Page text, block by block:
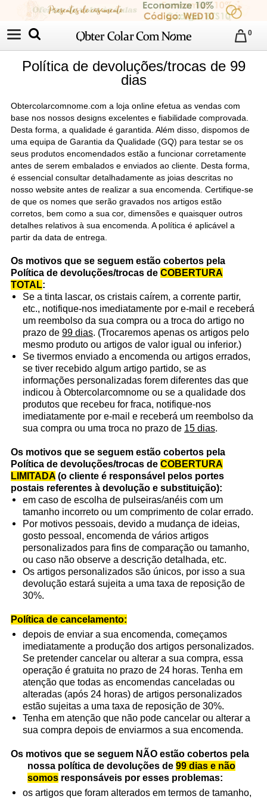
0
Política de devoluções/trocas de 99
dias
Obtercolarcomnome.com a loja online efetua as vendas com
base nos nossos designs excelentes e fiabilidade comprovada.
Desta forma, a qualidade é garantida. Além disso, dispomos de
uma equipa de Garantia da Qualidade (GQ) para testar se os
seus produtos encomendados estão a funcionar corretamente
antes de serem embalados e enviados ao cliente. Desta forma,
é essencial consultar detalhadamente as joias descritas no
nosso website antes de realizar a sua encomenda. Certifique-se
de que os nomes que serão gravados nos artigos estão
corretos, bem como a sua cor, dimensões e quaisquer outros
detalhes relativos à sua encomenda. A política é aplicável a
partir da data de entrega.
Os motivos que se seguem estão cobertos pela
Política de devoluções/trocas de COBERTURA
TOTAL:
Se a tinta lascar, os cristais caírem, a corrente partir,
etc., notifique-nos imediatamente por e-mail e receberá
um reembolso da sua compra ou a troca do artigo no
prazo de 99 dias. (Trocaremos apenas os artigos pelo
mesmo produto ou artigos de valor igual ou inferior.)
Se tivermos enviado a encomenda ou artigos errados,
se tiver recebido algum artigo partido, se as
informações personalizadas forem diferentes das que
indicou à Obtercolarcomnome ou se a qualidade dos
produtos que recebeu for fraca, notifique-nos
imediatamente por e-mail e receberá um reembolso da
sua compra ou uma troca no prazo de 15 dias.
Os motivos que se seguem estão cobertos pela
Política de devoluções/trocas de COBERTURA
LIMITADA(o cliente é responsável pelos portes
postais referentes à devolução e substituição):
em caso de escolha de pulseiras/anéis com um
tamanho incorreto ou um comprimento de colar errado.
Por motivos pessoais, devido a mudança de ideias,
gosto pessoal, encomenda de vários artigos
personalizados para fins de comparação ou tamanho,
ou caso não observe a descrição detalhada, etc.
Os artigos personalizados são únicos, por isso a sua
devolução estará sujeita a uma taxa de reposição de
30%.
Política de cancelamento:
depois de enviar a sua encomenda, começamos
imediatamente a produção dos artigos personalizados.
Se pretender cancelar ou alterar a sua compra, essa
operação é gratuita no prazo de 24 horas. Tenha em
atenção que todas as encomendas canceladas ou
alteradas (após 24 horas) de artigos personalizados
estão sujeitas a uma taxa de reposição de 30%.
Tenha em atenção que não pode cancelar ou alterar a
sua compra depois de enviarmos a sua encomenda.
Os motivos que se seguem NÃO estão cobertos pela
nossa política de devoluções de 99 dias e não
somosresponsáveis por esses problemas:
os artigos que foram alterados em termos de tamanho,